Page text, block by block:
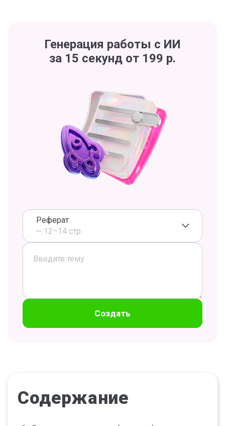
Генерация работы с ИИ
за 15 секунд от 199 р.
Реферат
~ 12–14 стр.
Создать
Содержание